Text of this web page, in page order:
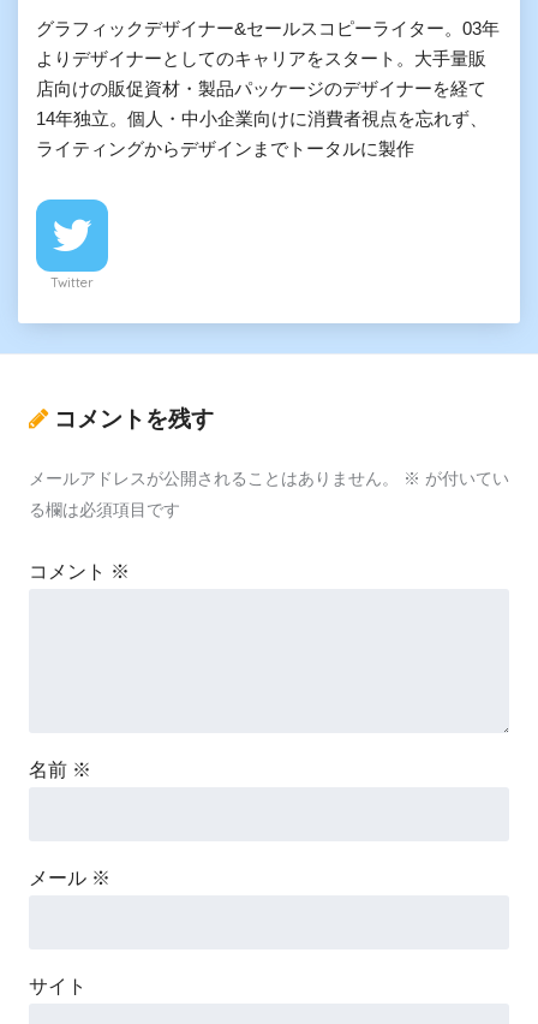
グラフィックデザイナー&セールスコピーライター。03年
よりデザイナーとしてのキャリアをスタート。大手量販
店向けの販促資材・製品パッケージのデザイナーを経て
14年独立。個人・中小企業向けに消費者視点を忘れず、
ライティングからデザインまでトータルに製作
Twitter
コメントを残す
メールアドレスが公開されることはありません。 ※ が付いてい
る欄は必須項目です
コメント ※
名前 ※
メール ※
サイト